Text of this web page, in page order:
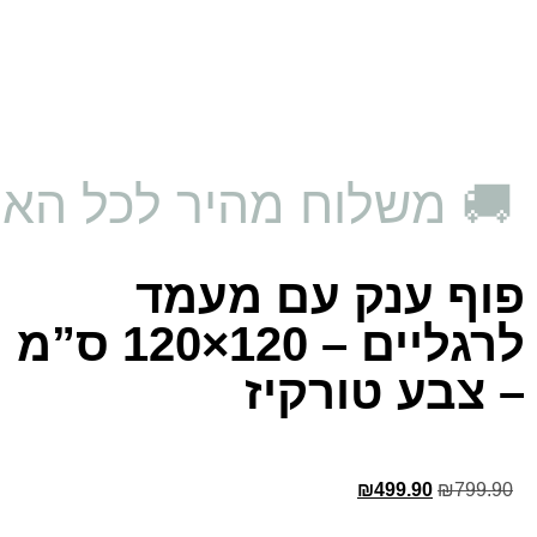
🚚 משלוח מהיר לכל
פוף ענק עם מעמד
לרגליים – 120×120 ס”מ
– צבע טורקיז
₪799.90
₪499.90